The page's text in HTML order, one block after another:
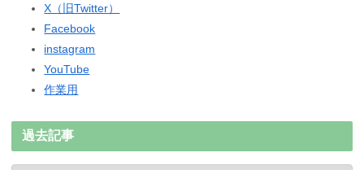
X（旧Twitter）
Facebook
instagram
YouTube
作業用
過去記事